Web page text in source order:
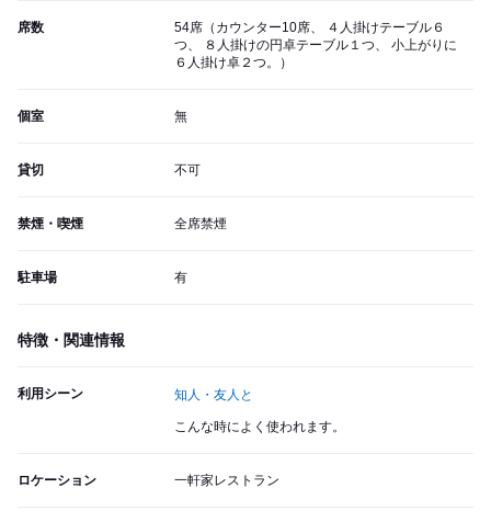
席数
54席（カウンター10席、 ４人掛けテーブル６
つ、 ８人掛けの円卓テーブル１つ、 小上がりに
６人掛け卓２つ。）
個室 無
貸切 不可
禁煙・喫煙 全席禁煙
駐車場 有
特徴・関連情報
利用シーン 知人・友人と
こんな時によく使われます。
ロケーション 一軒家レストラン